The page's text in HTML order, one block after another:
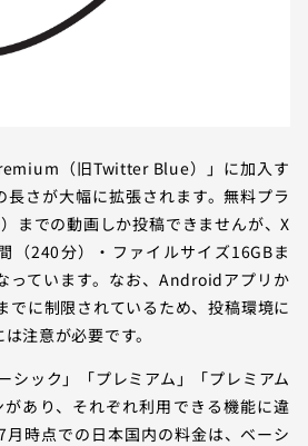
（旧Twitter Blue）」に加入す
長さが大幅に拡張されます。無料プラ
までの動画しか投稿できませんが、X
（240分）・ファイルサイズ16GBま
っています。なお、Androidアプリか
でに制限されているため、投稿環境に
注意が必要です。
シック」「プレミアム」「プレミアム
あり、それぞれ利用できる機能に違
時点での日本国内の料金は、ベーシ